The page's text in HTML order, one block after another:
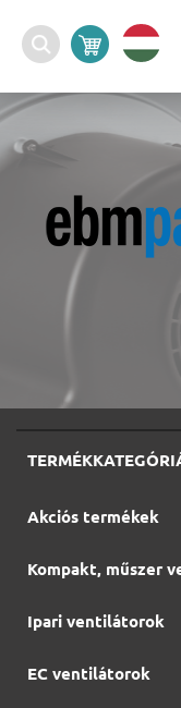
Akciós termékek
Kompakt, műszer
Ipari ventilátorok
EC ventilátorok